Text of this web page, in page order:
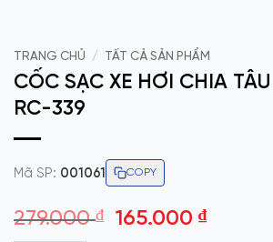
TRANG CHỦ / TẤT CẢ SẢN PHẨM
CỐC SẠC XE HƠI CHIA
RC-339
Mã SP: 001061 COPY
279.000₫
Giá
165.000₫Giá